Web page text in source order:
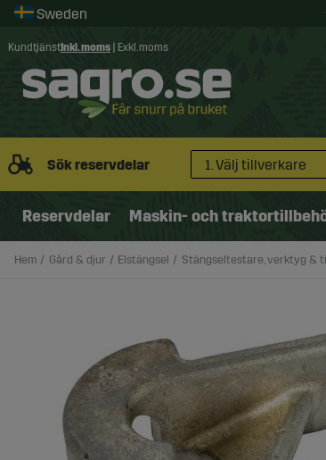
Kundtjänst Inkl. moms Exkl. moms
Sök reservdelar 1. Välj tillverkare
Reservdelar Maskin- och
Hem Gård & djur Elstängsel Stängseltestare, verktyg &